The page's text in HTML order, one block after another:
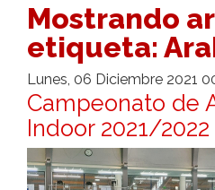
Mostrando
etiqueta:
Lunes, 06 Diciembre 2021
Campeonato de
Indoor 2021/2022